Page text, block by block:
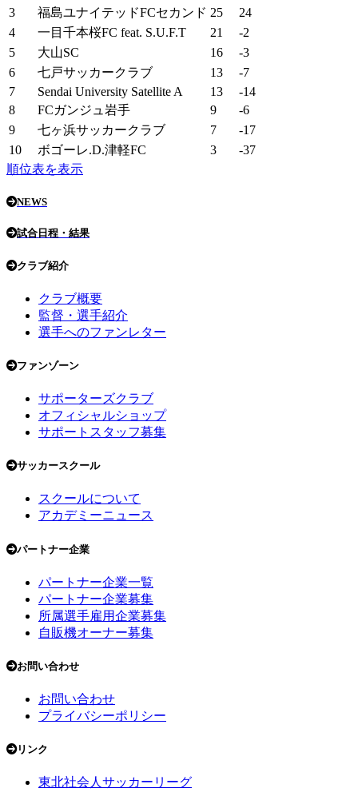
3
福島ユナイテッドFCセカンド 25
24
4
一目千本桜FC feat. S.U.F.T 21
-2
5
大山SC 16
-3
6
七戸サッカークラブ 13
-7
7
Sendai University Satellite A 13
-14
8
FCガンジュ岩手 9
-6
9
七ヶ浜サッカークラブ 7
-17
10
ボゴーレ.D.津軽FC 3
-37
順位表を表示
NEWS
試合日程・結果
クラブ紹介
クラブ概要
監督・選手紹介
選手へのファンレター
ファンゾーン
サポーターズクラブ
オフィシャルショップ
サポートスタッフ募集
サッカースクール
スクールについて
アカデミーニュース
パートナー企業
パートナー企業一覧
パートナー企業募集
所属選手雇用企業募集
自販機オーナー募集
お問い合わせ
お問い合わせ
プライバシーポリシー
リンク
東北社会人サッカーリーグ